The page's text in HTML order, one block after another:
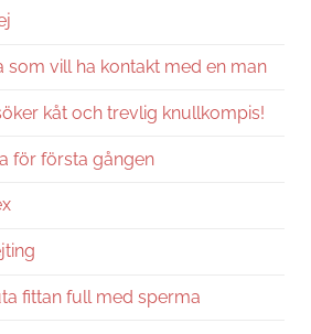
som vill ha kontakt med en man
kåt och trevlig knullkompis!
för första gången
fittan full med sperma